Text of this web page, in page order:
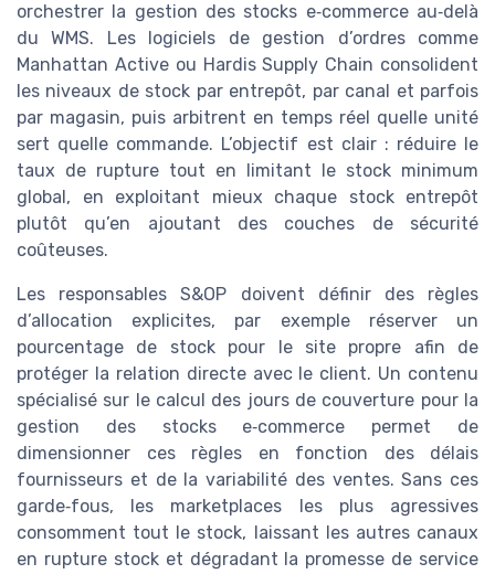
orchestrer la gestion des stocks e‑commerce au‑delà
du WMS. Les logiciels de gestion d’ordres comme
Manhattan Active ou Hardis Supply Chain consolident
les niveaux de stock par entrepôt, par canal et parfois
par magasin, puis arbitrent en temps réel quelle unité
sert quelle commande. L’objectif est clair : réduire le
taux de rupture tout en limitant le stock minimum
global, en exploitant mieux chaque stock entrepôt
plutôt qu’en ajoutant des couches de sécurité
coûteuses.
Les responsables S&OP doivent définir des règles
d’allocation explicites, par exemple réserver un
pourcentage de stock pour le site propre afin de
protéger la relation directe avec le client. Un contenu
spécialisé sur le calcul des jours de couverture pour la
gestion des stocks e‑commerce permet de
dimensionner ces règles en fonction des délais
fournisseurs et de la variabilité des ventes. Sans ces
garde‑fous, les marketplaces les plus agressives
consomment tout le stock, laissant les autres canaux
en rupture stock et dégradant la promesse de service